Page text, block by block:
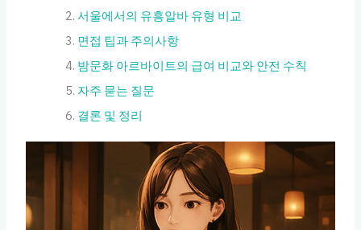
서울에서의 유흥알바 유형 비교
면접 팁과 주의사항
밤문화 아르바이트의 급여 비교와 안전 수칙
자주 묻는 질문
결론 및 정리